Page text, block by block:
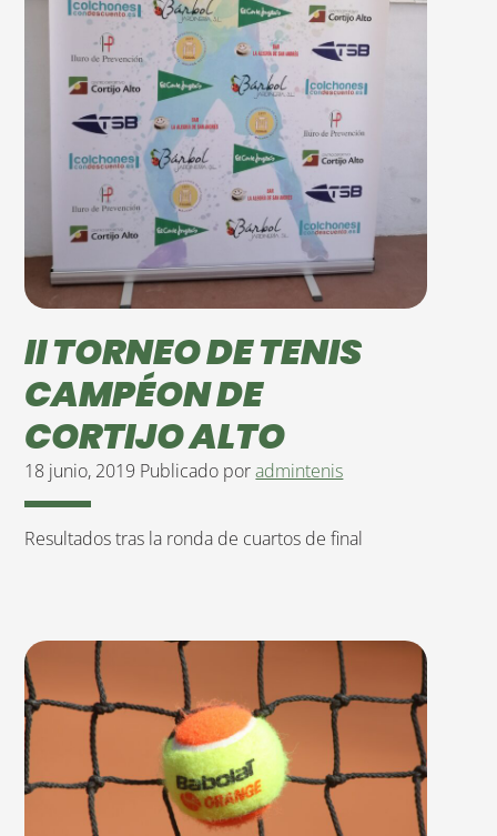
II TORNEO DE TENIS
CAMPÉON DE
CORTIJO ALTO
18 junio, 2019 Publicado poradmintenis
Resultados tras la ronda de cuartos de final